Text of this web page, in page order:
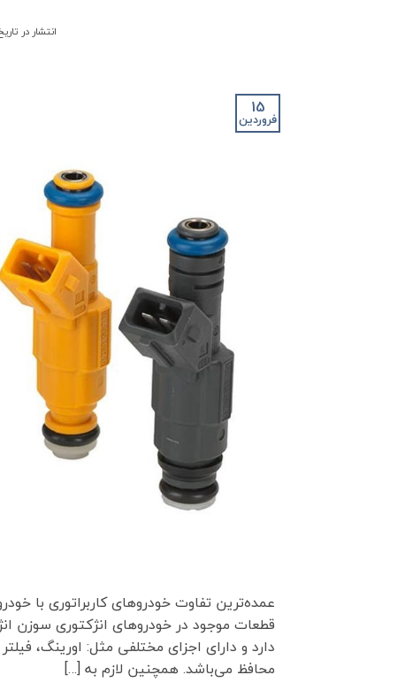
انتشار در
15
فروردین
عمده‌ترین تفاوت خودروهای کاربراتوری با
قطعات موجود در خودروهای انژکتوری سوزن
دارد و دارای اجزای مختلفی مثل: اورینگ،
محافظ می‌باشد. همچنین لازم به […]